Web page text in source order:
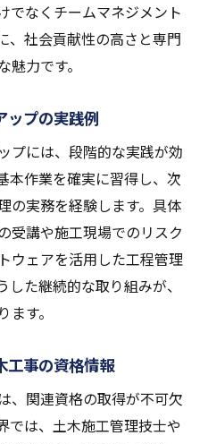
でなくチームマネジメント
、社会貢献性の高さと専門
力です。
ップの実践例
プには、段階的な実践が効
本作業を確実に習得し、次
の実務を経験します。具体
受講や施工現場でのリスク
ウェアを活用した工程管理
た継続的な取り組みが、
す。
工事の資格情報
、関連資格の取得が不可欠
では、土木施工管理技士や